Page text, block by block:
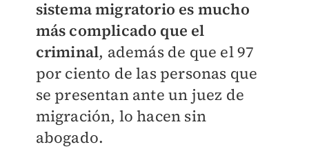
sistema migratorio es mucho
más complicado que el
criminal, además de que el 97
por ciento de las personas que
se presentan ante un juez de
migración, lo hacen sin
abogado.